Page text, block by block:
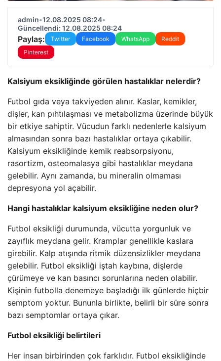
admin•12.08.2025 08:24•
Güncellendi: 12.08.2025 08:24
Paylaş: Twitter Facebook WhatsApp
Reddit
Pinterest
Kalsiyum eksikliğinde görülen hastalıklar nelerdir?
Futbol gıda veya takviyeden alınır. Kaslar, kemikler,
dişler, kan pıhtılaşması ve metabolizma üzerinde büyük
bir etkiye sahiptir. Vücudun farklı nedenlerle kalsiyum
almasından sonra bazı hastalıklar ortaya çıkabilir.
Kalsiyum eksikliğinde kemik reabsorpsiyonu,
rasortizm, osteomalasya gibi hastalıklar meydana
gelebilir. Aynı zamanda, bu mineralin olmaması
depresyona yol açabilir.
Hangi hastalıklar kalsiyum eksikliğine neden olur?
Futbol eksikliği durumunda, vücutta yorgunluk ve
zayıflık meydana gelir. Kramplar genellikle kaslara
girebilir. Kalp atışında ritmik düzensizlikler meydana
gelebilir. Futbol eksikliği iştah kaybına, dişlerde
çürümeye ve kan basıncı sorunlarına neden olabilir.
Kişinin futbolla denemeye başladığı ilk günlerde hiçbir
semptom yoktur. Bununla birlikte, belirli bir süre sonra
bazı semptomlar ortaya çıkar.
Futbol eksikliği belirtileri
Her insan birbirinden çok farklıdır. Futbol eksikliğinde